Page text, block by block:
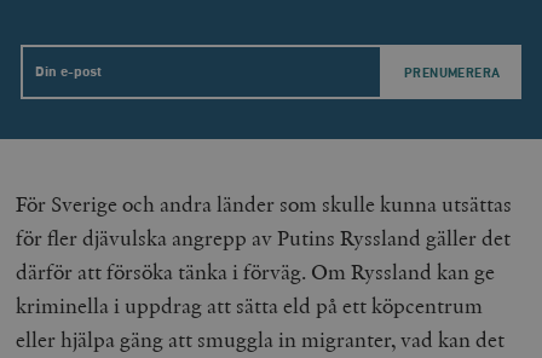
Email
För Sverige och andra länder som skulle kunna utsättas
för fler djävulska angrepp av Putins Ryssland gäller det
därför att försöka tänka i förväg. Om Ryssland kan ge
kriminella i uppdrag att sätta eld på ett köpcentrum
eller hjälpa gäng att smuggla in migranter, vad kan det